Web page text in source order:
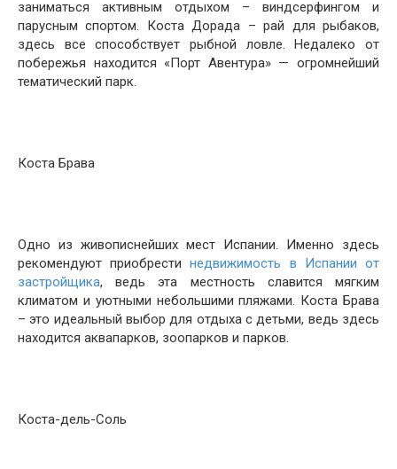
заниматься активным отдыхом – виндсерфингом и
парусным спортом. Коста Дорада – рай для рыбаков,
здесь все способствует рыбной ловле. Недалеко от
побережья находится «Порт Авентура» — огромнейший
тематический парк.
Коста Брава
Одно из живописнейших мест Испании. Именно здесь
рекомендуют приобрестинедвижимость в Испании от
застройщика, ведь эта местность славится мягким
климатом и уютными небольшими пляжами. Коста Брава
– это идеальный выбор для отдыха с детьми, ведь здесь
находится аквапарков, зоопарков и парков.
Коста-дель-Соль